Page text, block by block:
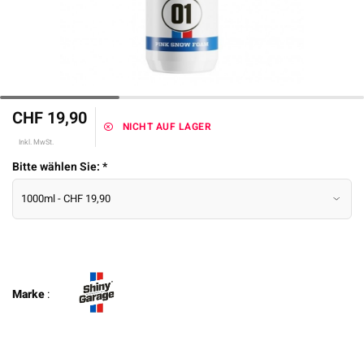
CHF 19,90
Inkl. MwSt.
NICHT AUF LAGER
Bitte wählen Sie:*
Marke: